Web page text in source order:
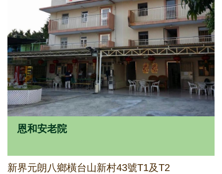
恩和安老院
新界元朗八鄉橫台山新村43號T1及T2